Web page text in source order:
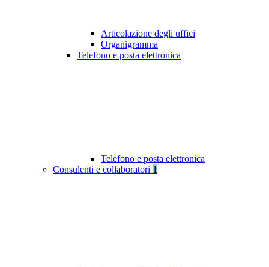
Articolazione degli uffici
Organigramma
Telefono e posta elettronica
Telefono e posta elettronica
Consulenti e collaboratori 1